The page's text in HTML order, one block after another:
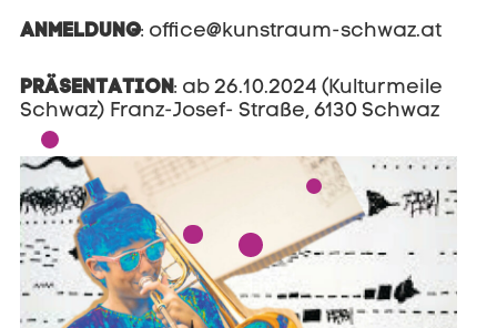
ANMELDUNG: office@kunstraum-schwaz.at
PRÄSENTATION: ab 26.10.2024 (Kulturmeile
Schwaz) Franz-Josef- Straße, 6130 Schwaz